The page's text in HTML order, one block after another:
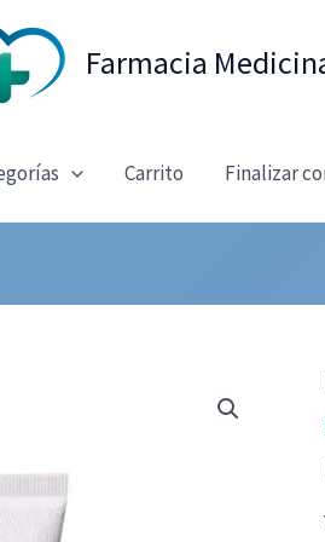
Farmacia
Carrito Finalizar